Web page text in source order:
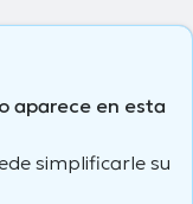
aparece en esta
simplificarle su